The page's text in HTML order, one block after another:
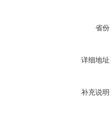
省份
详细地址
补充说明